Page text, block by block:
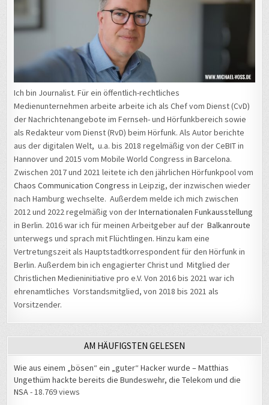
Ich bin Journalist. Für ein öffentlich-rechtliches
Medienunternehmen arbeite arbeite ich als Chef vom Dienst (CvD)
der Nachrichtenangebote im Fernseh- und Hörfunkbereich sowie
als Redakteur vom Dienst (RvD) beim Hörfunk. Als Autor berichte
aus der digitalen Welt, u.a. bis 2018 regelmäßig von der CeBIT in
Hannover und 2015 vom Mobile World Congress in Barcelona.
Zwischen 2017 und 2021 leitete ich den jährlichen Hörfunkpool vom
Chaos Communication Congress in Leipzig, der inzwischen wieder
nach Hamburg wechselte. Außerdem melde ich mich zwischen
2012 und 2022 regelmäßig von derInternationalen Funkausstellung
in Berlin. 2016 war ich für meinen Arbeitgeber auf derBalkanroute
unterwegs und sprach mit Flüchtlingen. Hinzu kam eine
Vertretungszeit als Hauptstadtkorrespondent für den Hörfunk in
Berlin. Außerdem bin ich engagierter Christ und Mitglied der
Christlichen Medieninitiative pro e.V. Von 2016 bis 2021 war ich
ehrenamtliches Vorstandsmitglied, von 2018 bis 2021 als
Vorsitzender.
AM HÄUFIGSTEN GELESEN
Wie aus einem „bösen“ ein „guter“ Hacker wurde – Matthias
Ungethüm hackte bereits die Bundeswehr, die Telekom und die
NSA- 18.769 views